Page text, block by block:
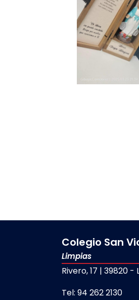
Colegio San
Limpias
Rivero, 17 | 39820
Tel: 94 262 2130